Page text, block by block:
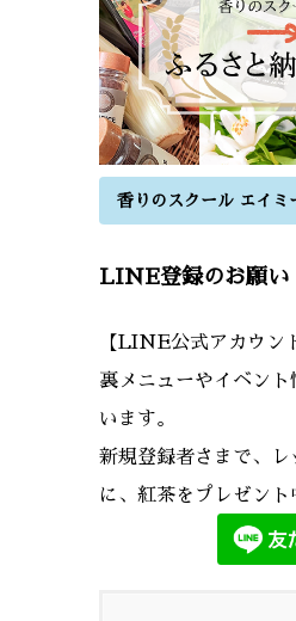
香りのスクール エイミ
LINE登録のお願い
【LINE公式アカウン
裏メニューやイベン
います。
新規登録者さまで、
に、紅茶をプレゼント